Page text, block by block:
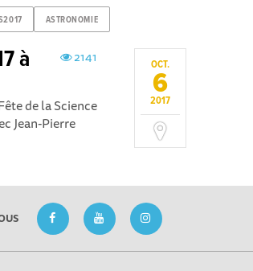
ASTRONOMIE
OCT.
6
2017
2141
à
de la Science
Jean-Pierre